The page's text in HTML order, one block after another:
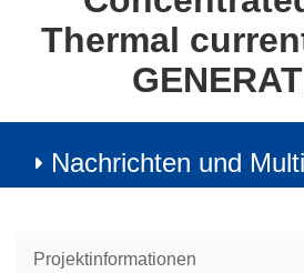
Thermal
Nachrichten und
Projektinformationen